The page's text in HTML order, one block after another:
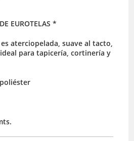
EUROTELAS *
aterciopelada, suave al tacto,
para tapicería, cortinería y